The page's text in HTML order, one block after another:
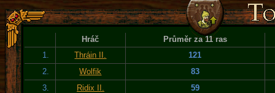
Hráč
Průměr za 11 ras
1.
Thráin II.
121
2.
Wolfik
83
3.
Ridix II.
59